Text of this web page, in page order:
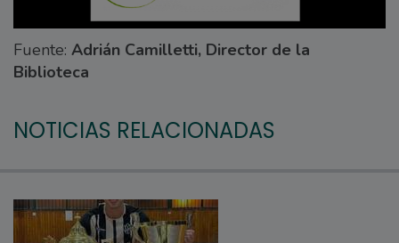
Fuente: Adrián Camilletti, Director de la
Biblioteca
NOTICIAS RELACIONADAS